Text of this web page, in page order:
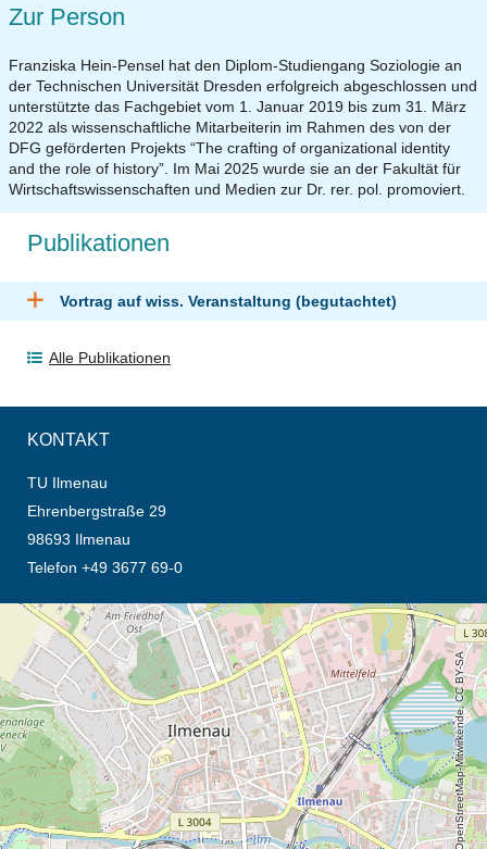
Zur Person
Franziska Hein-Pensel hat den Diplom-Studiengang Soziologie an
der Technischen Universität Dresden erfolgreich abgeschlossen und
unterstützte das Fachgebiet vom 1. Januar 2019 bis zum 31. März
2022 als wissenschaftliche Mitarbeiterin im Rahmen des von der
DFG geförderten Projekts “The crafting of organizational identity
and the role of history”. Im Mai 2025 wurde sie an der Fakultät für
Wirtschaftswissenschaften und Medien zur Dr. rer. pol. promoviert.
Publikationen
Vortrag auf wiss. Veranstaltung (begutachtet)
Alle Publikationen
KONTAKT
TU Ilmenau
Ehrenbergstraße 29
98693 Ilmenau
Telefon +49 3677 69-0
Öffnet die Anfahrtsbeschreibung in neuem Tab (Karte)
© OpenStreetMap-Mitwirkende, CC BY-SA